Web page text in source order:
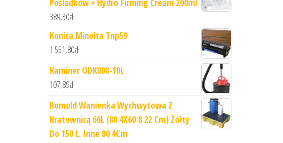
Pośladków + Hydro Firming Cream 200ml
389,30zł
Konica Minolta Tnp59
1 551,80zł
Kaminer ODK008-10L
107,89zł
Romold Wanienka Wychwytowa Z
Kratownicą 66L (80 4X60 8 22 Cm) Żółty
Do 150 L. Inne 80 4Cm